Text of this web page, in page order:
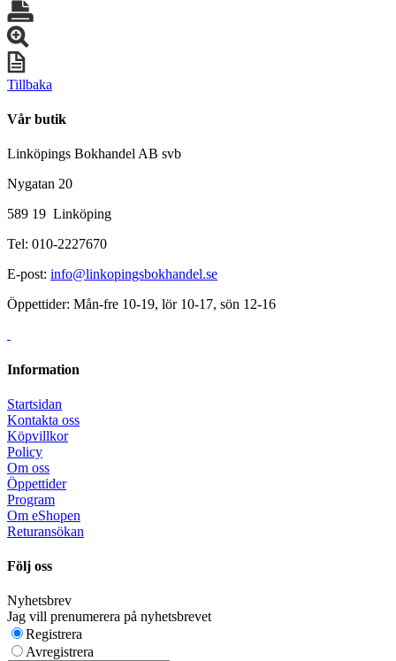
Tillbaka
Vår butik
Linköpings Bokhandel AB svb
Nygatan 20
589 19 Linköping
Tel: 010-2227670
E-post: info@linkopingsbokhandel.se
Öppettider: Mån-fre 10-19, lör 10-17, sön 12-16
Information
Startsidan
Kontakta oss
Köpvillkor
Policy
Om oss
Öppettider
Program
Om eShopen
Returansökan
Följ oss
Nyhetsbrev
Jag vill prenumerera på nyhetsbrevet
Registrera
Avregistrera